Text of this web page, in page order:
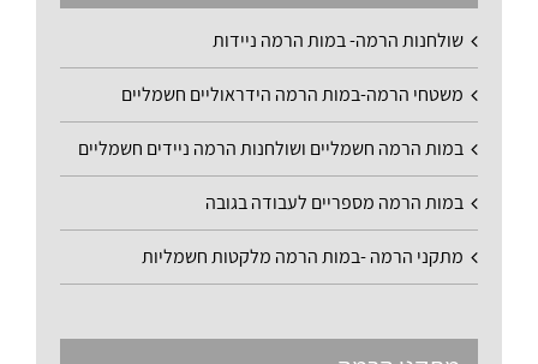
שולחנות הרמה- במות הרמה ניידות
משטחי הרמה-במות הרמה הידראוליים חשמליים
במות הרמה חשמליים ושולחנות הרמה ניידים חשמליים
במות הרמה מספריים לעבודה בגובה
מתקני הרמה -במות הרמה מלקטות חשמליות